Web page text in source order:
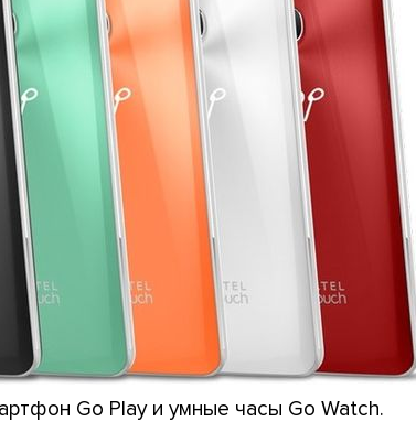
Go Play и умные часы Go Watch.